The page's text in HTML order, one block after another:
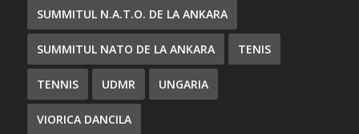
SUMMITUL N.A.T.O. DE LA ANKARA
SUMMITUL NATO DE LA ANKARA TENIS
TENNIS UDMR UNGARIA
VIORICA DANCILA